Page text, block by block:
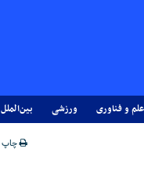
علم و فناوری ورزشی بین‌الملل
چاپ